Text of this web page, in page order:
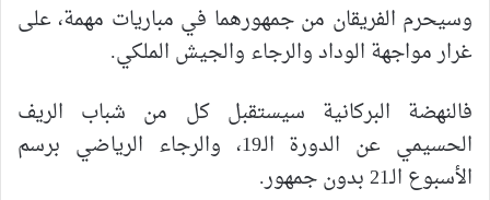
وسيحرم الفريقان من جمهورهما في مباريات مهمة، على
غرار مواجهة الوداد والرجاء والجيش الملكي.
فالنهضة البركانية سيستقبل كل من شباب الريف
الحسيمي عن الدورة الـ19، والرجاء الرياضي برسم
الأسبوع الـ21 بدون جمهور.